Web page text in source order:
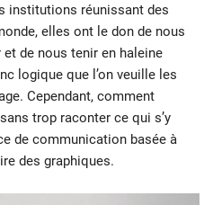
institutions réunissant des
elles ont le don de nous
de nous tenir en haleine
logique que l’on veuille les
Cependant, comment
trop raconter ce qui s’y
de communication basée à
des graphiques.